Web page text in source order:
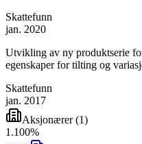
Skattefunn
jan. 2020
Utvikling av ny produktserie
egenskaper for tilting og
Skattefunn
jan. 2017
Aksjonærer(1)
1 .100%